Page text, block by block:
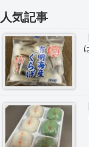
人気記事